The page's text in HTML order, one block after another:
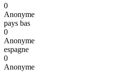
0
Anonyme
pays bas
0
Anonyme
espagne
0
Anonyme